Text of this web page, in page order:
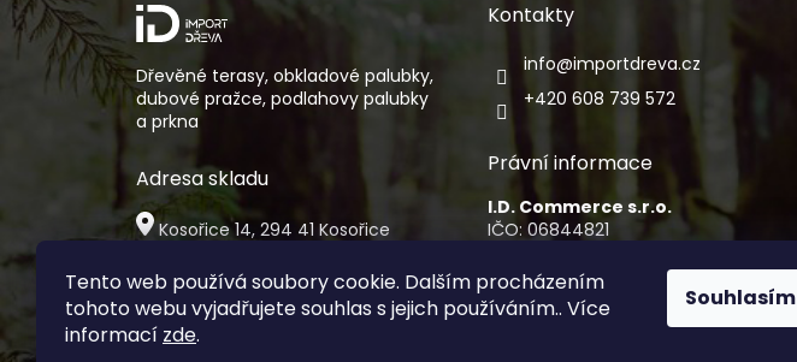
Tento web používá soubory cookie. Dalším procházením
tohoto webu vyjadřujete souhlas s jejich používáním.. Více
informací zde.
Souhlasím
Dřevěné terasy, obkladové palubky,
dubové pražce, podlahovy palubky
a prkna
Adresa skladu
Kosořice 14, 294 41 Kosořice
Osobní vyzvednutí zboží je
možné pouze po předchozí
domluvě
Kontakty
info@importdreva.cz
+420 608 739 572
Právní informace
I.D. Commerce s.r.o.
IČO: 06844821
Sídlo:
Na Folimance 2155/15, Vinohrady, 120
00 Praha